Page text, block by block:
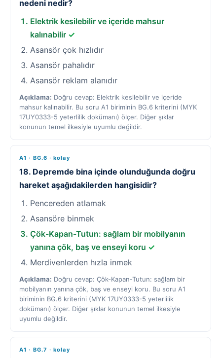
nedeni nedir?
Elektrik kesilebilir ve içeride mahsur
kalınabilir ✓
Asansör çok hızlıdır
Asansör pahalıdır
Asansör reklam alanıdır
Açıklama: Doğru cevap: Elektrik kesilebilir ve içeride
mahsur kalınabilir. Bu soru A1 biriminin BG.6 kriterini (MYK
17UY0333-5 yeterlilik dokümanı) ölçer. Diğer şıklar
konunun temel ilkesiyle uyumlu değildir.
A1 · BG.6 · kolay
18. Depremde bina içinde olunduğunda doğru
hareket aşağıdakilerden hangisidir?
Pencereden atlamak
Asansöre binmek
Çök-Kapan-Tutun: sağlam bir mobilyanın
yanına çök, baş ve enseyi koru ✓
Merdivenlerden hızla inmek
Açıklama: Doğru cevap: Çök-Kapan-Tutun: sağlam bir
mobilyanın yanına çök, baş ve enseyi koru. Bu soru A1
biriminin BG.6 kriterini (MYK 17UY0333-5 yeterlilik
dokümanı) ölçer. Diğer şıklar konunun temel ilkesiyle
uyumlu değildir.
A1 · BG.7 · kolay